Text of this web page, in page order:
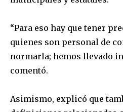
“Para eso hay que tener
quienes son personal de
normarla; hemos llevado
comentó.
Asimismo, explicó que